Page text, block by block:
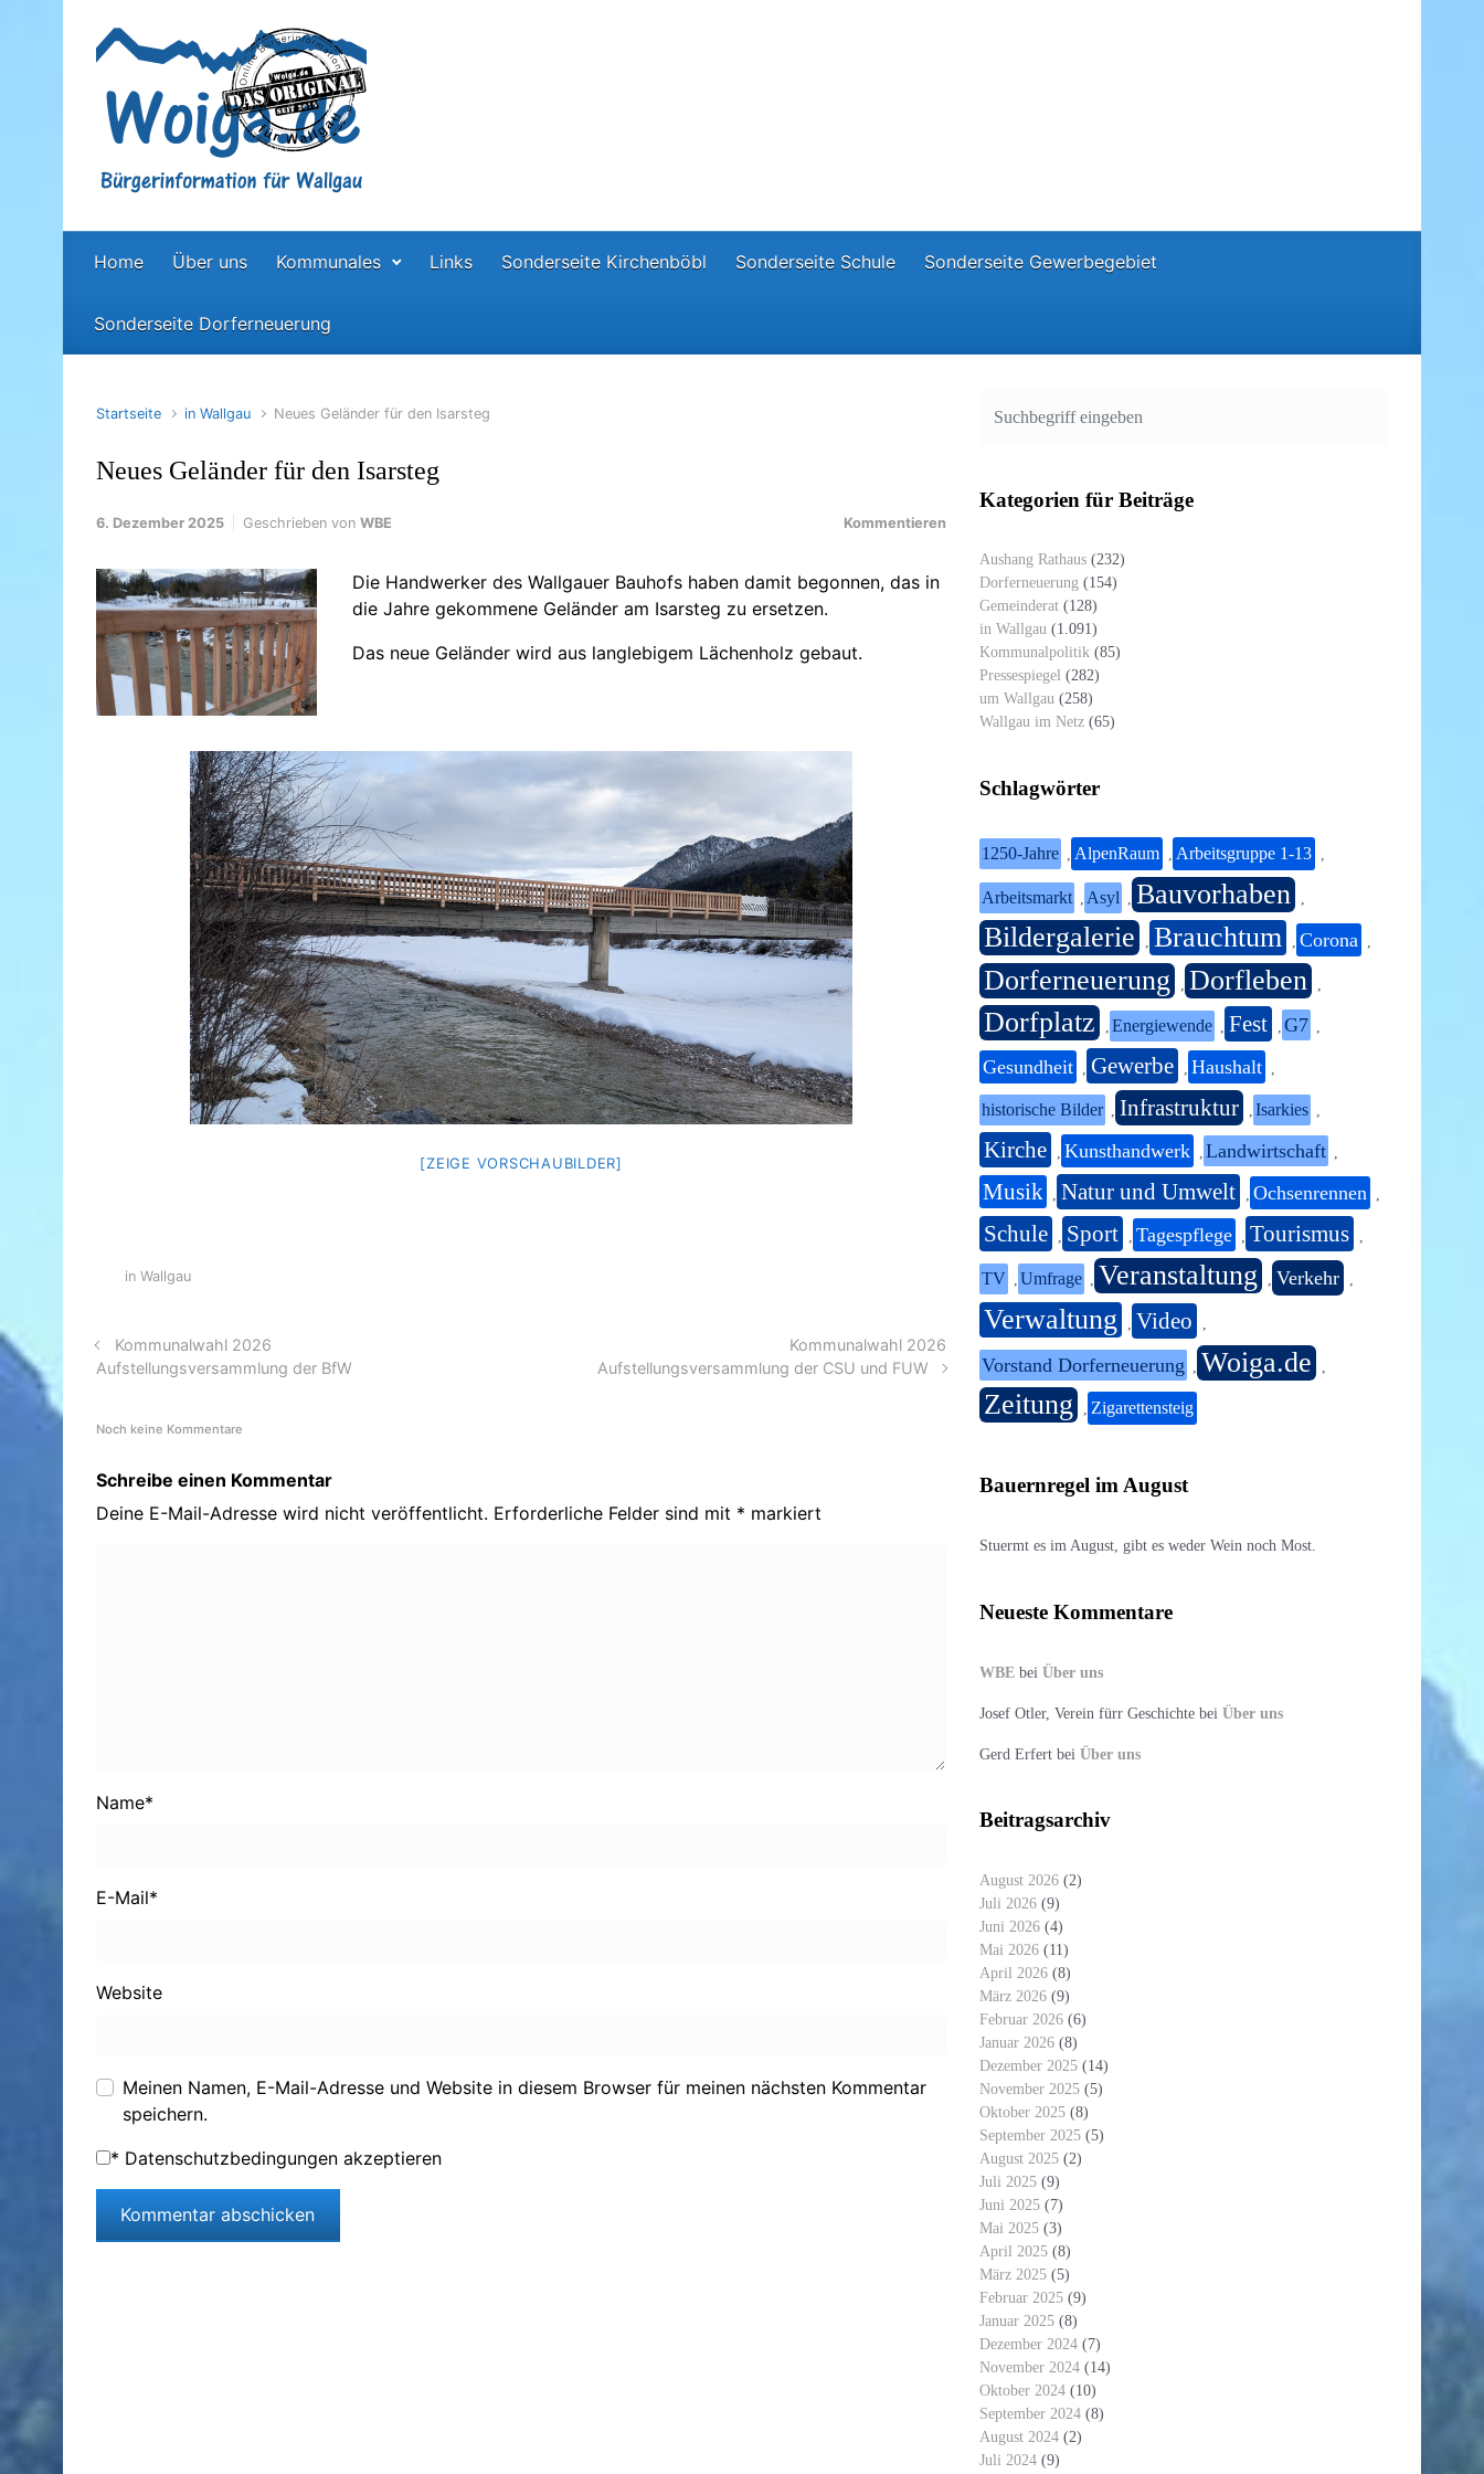
Home Über uns Kommunales Links Sonderseite Kirchenböbl Sonderseite Schule Sonderseite Gewerbegebiet
Sonderseite Dorferneuerung
Startseite in Wallgau Neues Geländer für den Isarsteg
Neues Geländer für den Isarsteg
6. Dezember 2025 Geschrieben von WBE Kommentieren
Die Handwerker des Wallgauer Bauhofs haben damit begonnen, das in
die Jahre gekommene Geländer am Isarsteg zu ersetzen.
Das neue Geländer wird aus langlebigem Lächenholz gebaut.
[ZEIGE VORSCHAUBILDER]
in Wallgau
Kommunalwahl 2026
Aufstellungsversammlung der BfW
Kommunalwahl 2026
Aufstellungsversammlung der CSU und FUW
Noch keine Kommentare
Schreibe einen Kommentar
Deine E-Mail-Adresse wird nicht veröffentlicht. Erforderliche Felder sind mit * markiert
Name*
E-Mail*
Website
Meinen Namen, E-Mail-Adresse und Website in diesem Browser für meinen nächsten Kommentar
speichern.
* Datenschutzbedingungen akzeptieren
Kategorien für Beiträge
Aushang Rathaus (232)
Dorferneuerung (154)
Gemeinderat (128)
in Wallgau (1.091)
Kommunalpolitik (85)
Pressespiegel (282)
um Wallgau (258)
Wallgau im Netz (65)
Schlagwörter
1250-Jahre AlpenRaum Arbeitsgruppe 1-13
Arbeitsmarkt Asyl Bauvorhaben
Bildergalerie Brauchtum Corona
Dorferneuerung Dorfleben
Dorfplatz Energiewende Fest G7
Gesundheit Gewerbe Haushalt
historische Bilder Infrastruktur Isarkies
Kirche Kunsthandwerk Landwirtschaft
Musik Natur und Umwelt Ochsenrennen
Schule Sport Tagespflege Tourismus
TV Umfrage Veranstaltung Verkehr
Verwaltung Video
Vorstand Dorferneuerung Woiga.de
Zeitung Zigarettensteig
Bauernregel im August
Stuermt es im August, gibt es weder Wein noch Most.
Neueste Kommentare
WBE bei Über uns
Josef Otler, Verein fürr Geschichte bei Über uns
Gerd Erfert bei Über uns
Beitragsarchiv
August 2026 (2)
Juli 2026 (9)
Juni 2026 (4)
Mai 2026 (11)
April 2026 (8)
März 2026 (9)
Februar 2026 (6)
Januar 2026 (8)
Dezember 2025 (14)
November 2025 (5)
Oktober 2025 (8)
September 2025 (5)
August 2025 (2)
Juli 2025 (9)
Juni 2025 (7)
Mai 2025 (3)
April 2025 (8)
März 2025 (5)
Februar 2025 (9)
Januar 2025 (8)
Dezember 2024 (7)
November 2024 (14)
Oktober 2024 (10)
September 2024 (8)
August 2024 (2)
Juli 2024 (9)